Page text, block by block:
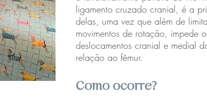
ligamento cruzado cranial, é a
delas, uma vez que além de
movimentos de rotação, impede
deslocamentos cranial e medial
relação ao fêmur.
Como ocorre?